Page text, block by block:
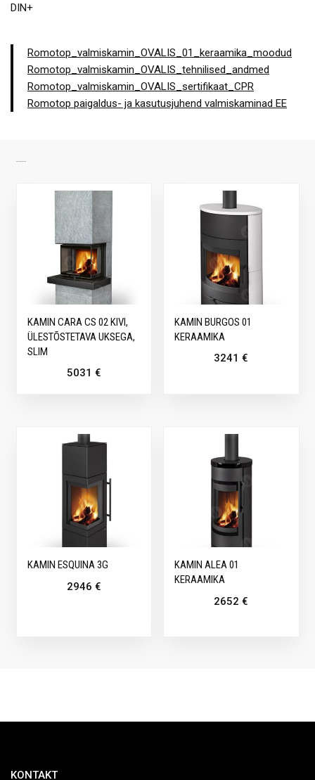
DIN+
Romotop_valmiskamin_OVALIS_01_keraamika_moodud
Romotop_valmiskamin_OVALIS_tehnilised_andmed
Romotop_valmiskamin_OVALIS_sertifikaat_CPR
Romotop paigaldus- ja kasutusjuhend valmiskaminad EE
KAMIN CARA CS 02 KIVI,
ÜLESTÕSTETAVA UKSEGA,
SLIM
5031 €
KAMIN BURGOS 01
KERAAMIKA
3241€
KAMIN ESQUINA 3G
2946 €
KAMIN ALEA 01
KERAAMIKA
2652€
KONTAKT